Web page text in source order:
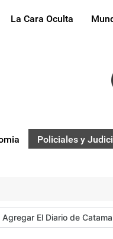
La Cara Oculta
Policiales y
Agregar El Diario de